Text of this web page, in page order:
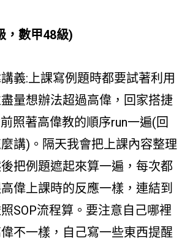
，數甲48級)
義:上課寫例題時都要試著利用
量想辦法超過高偉，回家搭捷
照著高偉教的順序run一遍(回
講)。隔天我會把上課內容整理
把例題遮起來算一遍，每次都
偉上課時的反應一樣，連結到
SOP流程算。要注意自己哪裡
不一樣，自己寫一些東西提醒